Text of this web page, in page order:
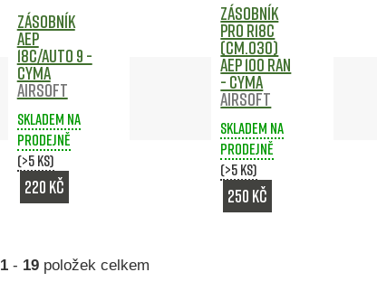
Zásobník
AEP
18C/Auto 9 -
CYMA
Airsoft
Skladem na
prodejně
(>5 ks)
220 Kč
Zásobník
pro R18C
(CM.030)
AEP 100 ran
- CYMA
Airsoft
Skladem na
prodejně
(>5 ks)
250 Kč
1- 19položek celkem